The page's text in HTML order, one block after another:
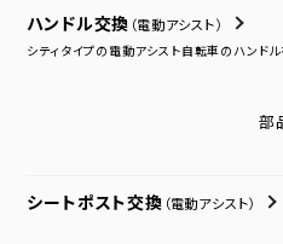
ハンドル交換 （電動アシスト）
シティタイプの電動アシスト自転車のハンド
部
シートポスト交換 （電動アシスト）